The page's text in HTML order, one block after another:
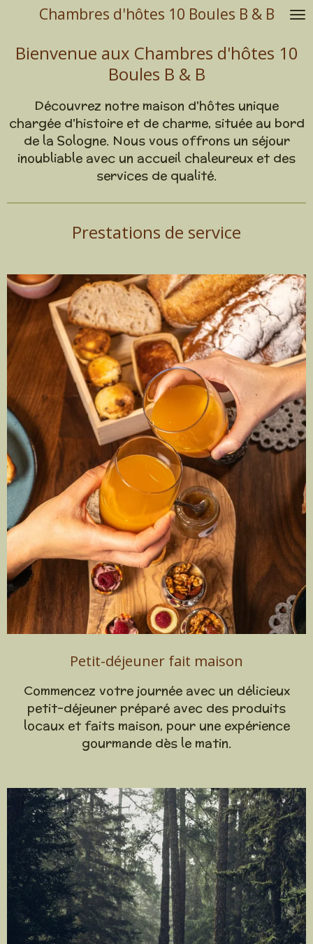
Passer
contenu
Chambres d'hôtes 10 Boules B & B
Bienvenue aux Chambres d'hôtes 10
Boules B & B
Découvrez notre maison d'hôtes unique
chargée d'histoire et de charme, située au bord
de la Sologne. Nous vous offrons un séjour
inoubliable avec un accueil chaleureux et des
services de qualité.
Prestations de service
Petit-déjeuner fait maison
Commencez votre journée avec un délicieux
petit-déjeuner préparé avec des produits
locaux et faits maison, pour une expérience
gourmande dès le matin.